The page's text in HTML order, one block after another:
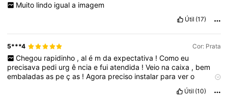
Muito lindo igual a imagem
Útil (17)
5***4 Cor: Prata
Chegou rapidinho , al é m da expectativa ! Como eu
precisava pedi urgê nciaefuiatendida !Veio nacaixa , bem
embaladasas peças !Agora preciso instalar paravero
vel
-lo!
Útil (10)